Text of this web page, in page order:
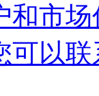
和市
可以